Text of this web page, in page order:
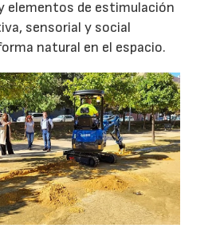
elementos de estimulación
sensorial y social
natural en el espacio.